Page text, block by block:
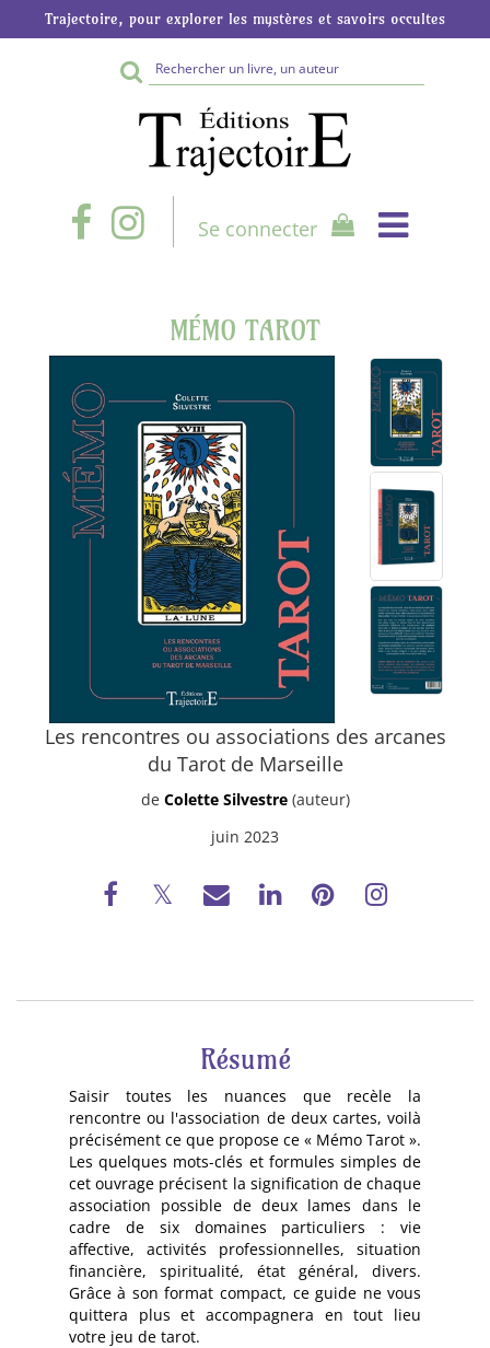
Trajectoire, pour explorer les mystères et savoirs occultes
Rechercher
sur
le
site
Se connecter
MÉMO TAROT
Les rencontres ou associations des arcanes
du Tarot de Marseille
de Colette Silvestre(auteur)
juin 2023
Résumé
Saisir toutes les nuances que recèle la
rencontre ou l'association de deux cartes, voilà
précisément ce que propose ce « Mémo Tarot ».
Les quelques mots-clés et formules simples de
cet ouvrage précisent la signification de chaque
association possible de deux lames dans le
cadre de six domaines particuliers : vie
affective, activités professionnelles, situation
financière, spiritualité, état général, divers.
Grâce à son format compact, ce guide ne vous
quittera plus et accompagnera en tout lieu
votre jeu de tarot.